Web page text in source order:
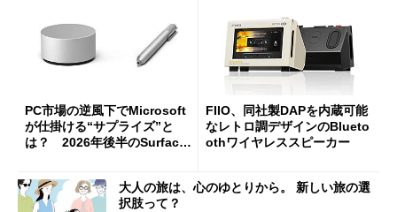
PC市場の逆風下でMicrosoft
が仕掛ける“サプライズ”と
は？ 2026年後半のSurface
FIIO、同社製DAPを内蔵可能
なレトロ調デザインのBlueto
othワイヤレススピーカー
大人の旅は、心のゆとりから。 新しい旅の選
択肢って？